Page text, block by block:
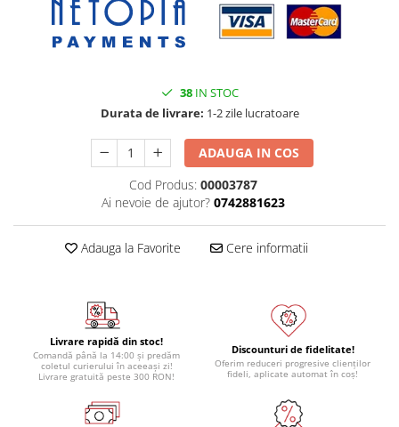
Accesorii baterii si acumulatori
Arduino si ESP32
Module atasabile Arduino
Senzori Arduino
pentru Arduino
Relee
Termostate
Motoare si variatoare
Motoare
Variatoare turatie motoare
Surse de alimentare
Alimentatoare AC-DC
38IN STOC
Durata de livrare: 1-2 zile lucratoare
ADAUGA IN COS
Cod Produs: 00003787
Ai nevoie de ajutor? 0742881623
Adauga la Favorite Cere informatii
Livrare rapidă din stoc!
Comandă până la 14:00 și predăm
coletul curierului în aceeași zi!
Livrare gratuită peste 300 RON!
Discounturi de fidelitate!
Oferim reduceri progresive clienților
fideli, aplicate automat în coș!